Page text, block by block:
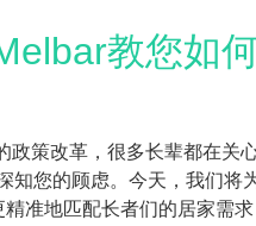
教您如
政策改革，很多长辈都在关
知您的顾虑。今天，我们将
准地匹配长者们的居家需求